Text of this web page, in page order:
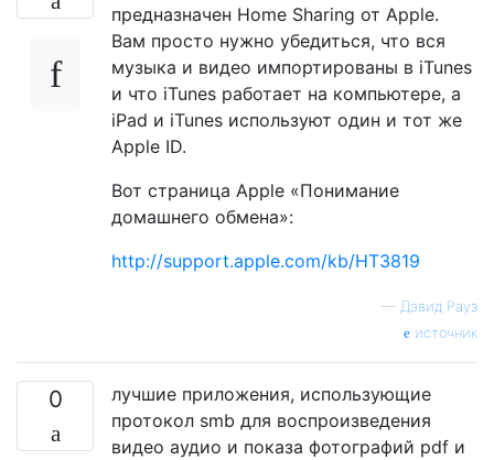
предназначен Home Sharing от Apple.
Вам просто нужно убедиться, что вся
музыка и видео импортированы в iTunes
и что iTunes работает на компьютере, а
iPad и iTunes используют один и тот же
Apple ID.
Вот страница Apple «Понимание
домашнего обмена»:
http://support.apple.com/kb/HT3819
— Дэвид Рауз
источник
0
лучшие приложения, использующие
протокол smb для воспроизведения
видео аудио и показа фотографий pdf и